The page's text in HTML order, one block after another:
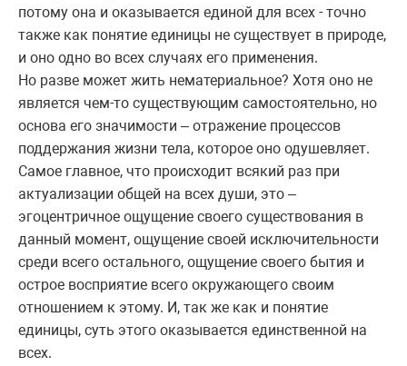
потому она и оказывается единой для всех - точно
также как понятие единицы не существует в природе,
и оно одно во всех случаях его применения.
Но разве может жить нематериальное? Хотя оно не
является чем-то существующим самостоятельно, но
основа его значимости – отражение процессов
поддержания жизни тела, которое оно одушевляет.
Самое главное, что происходит всякий раз при
актуализации общей на всех души, это –
эгоцентричное ощущение своего существования в
данный момент, ощущение своей исключительности
среди всего остального, ощущение своего бытия и
острое восприятие всего окружающего своим
отношением к этому. И, так же как и понятие
единицы, суть этого оказывается единственной на
всех.